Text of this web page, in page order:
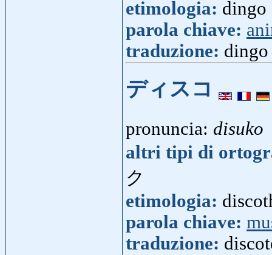
etimologia: dingo
parola chiave:
traduzione: dingo
ディスコ
pronuncia: disuko
altri tipi di
ク
etimologia:
parola chiave:
traduzione: